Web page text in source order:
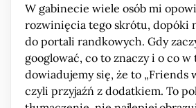
W gabinecie wiele osób mi
rozwinięcia tego skrótu, dopóki
do portali randkowych. Gdy
googlować, co to znaczy i o co
dowiadujemy się, że to „Friends
czyli przyjaźń z dodatkiem. To